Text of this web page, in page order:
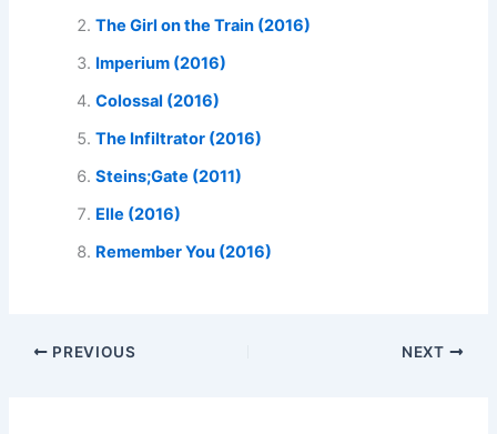
The Girl on the Train (2016)
Imperium (2016)
Colossal (2016)
The Infiltrator (2016)
Steins;Gate (2011)
Elle (2016)
Remember You (2016)
PREVIOUS NEXT